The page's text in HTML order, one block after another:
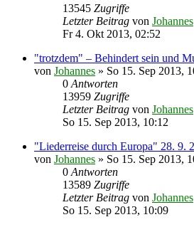
13545 Zugriffe
Letzter Beitrag von Johannes
Fr 4. Okt 2013, 02:52
"trotzdem" – Behindert sein und
von Johannes » So 15. Sep 2013,
0 Antworten
13959 Zugriffe
Letzter Beitrag von Johannes
So 15. Sep 2013, 10:12
"Liederreise durch Europa" 28. 9.
von Johannes » So 15. Sep 2013,
0 Antworten
13589 Zugriffe
Letzter Beitrag von Johannes
So 15. Sep 2013, 10:09